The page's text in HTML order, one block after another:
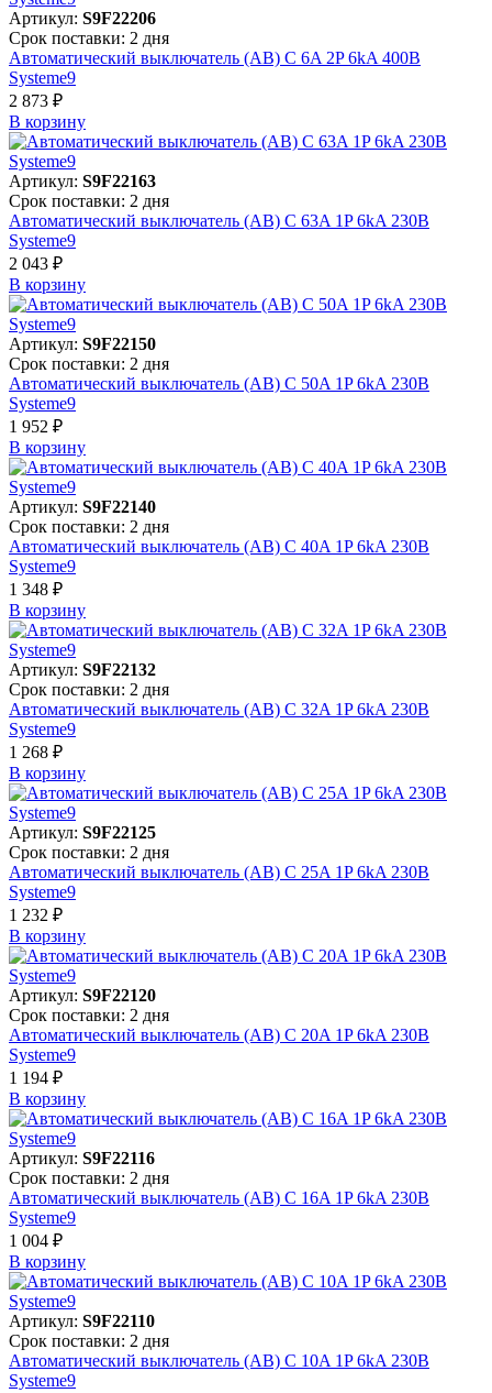
Артикул: S9F22206
Срок поставки: 2 дня
Автоматический выключатель (АВ) C 6A 2P 6kA 400В
Systeme9
2 873 ₽
В корзинy
Артикул: S9F22163
Срок поставки: 2 дня
Автоматический выключатель (АВ) C 63A 1P 6kA 230В
Systeme9
2 043 ₽
В корзинy
Артикул: S9F22150
Срок поставки: 2 дня
Автоматический выключатель (АВ) C 50A 1P 6kA 230В
Systeme9
1 952 ₽
В корзинy
Артикул: S9F22140
Срок поставки: 2 дня
Автоматический выключатель (АВ) C 40A 1P 6kA 230В
Systeme9
1 348 ₽
В корзинy
Артикул: S9F22132
Срок поставки: 2 дня
Автоматический выключатель (АВ) C 32A 1P 6kA 230В
Systeme9
1 268 ₽
В корзинy
Артикул: S9F22125
Срок поставки: 2 дня
Автоматический выключатель (АВ) C 25A 1P 6kA 230В
Systeme9
1 232 ₽
В корзинy
Артикул: S9F22120
Срок поставки: 2 дня
Автоматический выключатель (АВ) C 20A 1P 6kA 230В
Systeme9
1 194 ₽
В корзинy
Артикул: S9F22116
Срок поставки: 2 дня
Автоматический выключатель (АВ) C 16A 1P 6kA 230В
Systeme9
1 004 ₽
В корзинy
Артикул: S9F22110
Срок поставки: 2 дня
Автоматический выключатель (АВ) C 10A 1P 6kA 230В
Systeme9